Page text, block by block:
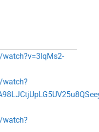
watch?
watch?